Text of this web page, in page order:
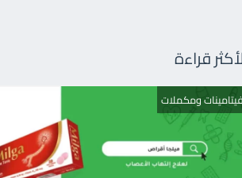
قراءة
فيتامينات ومكملات